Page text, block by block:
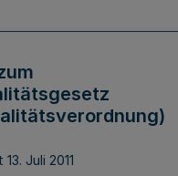
13. Juli 2011